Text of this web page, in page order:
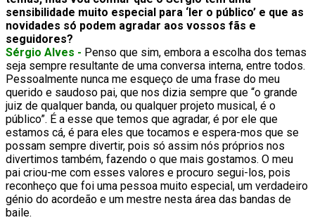
sensibilidade muito especial para ‘ler o público’ e que as
novidades só podem agradar aos vossos fãs e
seguidores?
Sérgio Alves - Penso que sim, embora a escolha dos temas
seja sempre resultante de uma conversa interna, entre todos.
Pessoalmente nunca me esqueço de uma frase do meu
querido e saudoso pai, que nos dizia sempre que “o grande
juiz de qualquer banda, ou qualquer projeto musical, é o
público”. É a esse que temos que agradar, é por ele que
estamos cá, é para eles que tocamos e espera-mos que se
possam sempre divertir, pois só assim nós próprios nos
divertimos também, fazendo o que mais gostamos. O meu
pai criou-me com esses valores e procuro segui-los, pois
reconheço que foi uma pessoa muito especial, um verdadeiro
génio do acordeão e um mestre nesta área das bandas de
baile.